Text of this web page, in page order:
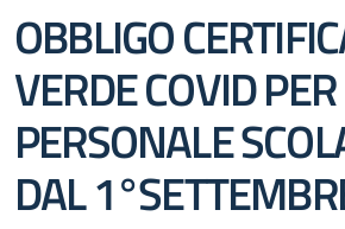
OBBLIGO
VERDE COVID
PERSONALE
DAL